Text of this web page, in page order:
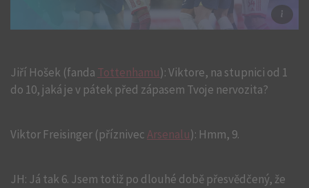
Jiří Hošek (fanda Tottenhamu): Viktore, na stupnici od 1
do 10, jaká je v pátek před zápasem Tvoje nervozita?
Viktor Freisinger (příznivecArsenalu): Hmm, 9.
JH: Já tak 6. Jsem totiž po dlouhé době přesvědčený, že